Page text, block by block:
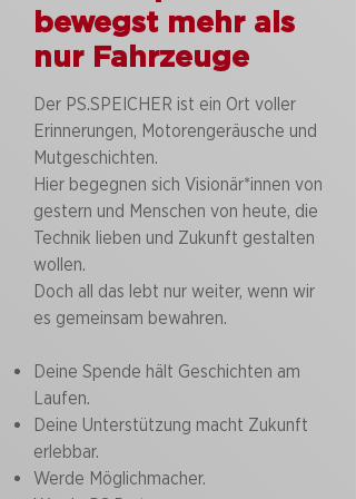
Das Museum PS.SPEICHER befindet
sich im historischen Kornhaus von
1898, das zwischen 2011 und 2014
denkmalgerecht saniert und
architektonisch modern ergänzt
wurde.
Heute präsentiert die Stiftung auf
sechs Etagen und in mehreren
Sammlungen eine faszinierende
Zeitreise durch über 200 Jahre
Mobilitätsgeschichte – von
Kleinwagen bis hin zu Automobilen,
Nutzfahrzeugen und
Modellfahrzeugen.
Neben der Ausstellung engagiert
sich die Stiftung für Denkmalschutz,
bewegst mehr als
nur Fahrzeuge
Der PS.SPEICHER ist ein Ort voller
Erinnerungen, Motorengeräusche und
Mutgeschichten.
Hier begegnen sich Visionär*innen von
gestern und Menschen von heute, die
Technik lieben und Zukunft gestalten
wollen.
Doch all das lebt nur weiter, wenn wir
es gemeinsam bewahren.
Deine Spende hält Geschichten am
Laufen.
Deine Unterstützung macht Zukunft
erlebbar.
Werde Möglichmacher.